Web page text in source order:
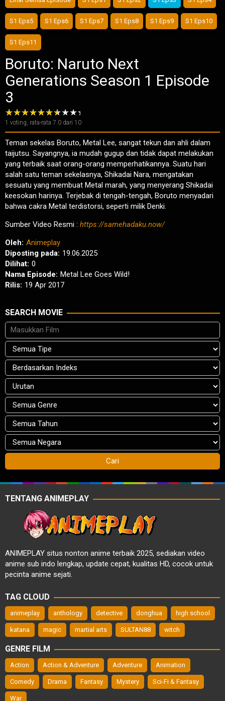
S1 Eps5 S1 Eps6 S1 Eps7 S1 Eps8 S1 Eps9 S1 Eps10
S1 Eps11
Boruto: Naruto Next
Generations Season 1 Episode
3
1 voting, rata-rata 7.0 dari 10
Teman sekelas Boruto, Metal Lee, sangat tekun dan ahli dalam
taijutsu. Sayangnya, ia mudah gugup dan tidak dapat melakukan
yang terbaik saat orang-orang memperhatikannya. Suatu hari
salah satu teman sekelasnya, Shikadai Nara, mengatakan
sesuatu yang membuat Metal marah, yang menyerang Shikadai
keesokan harinya. Terjebak di tengah-tengah, Boruto menyadari
bahwa cakra Metal terdistorsi, seperti milik Denki.
Sumber Video Resmi : https://samehadaku.now/
Oleh: Animeplay
Diposting pada: 19.06.2025
Dilihat: 0
Nama Episode: Metal Lee Goes Wild!
Rilis: 19 Apr 2017
SEARCH MOVIE
TENTANG ANIMEPLAY
ANIMEPLAY situs nonton anime terbaik 2025, sediakan video
anime sub indo lengkap, update cepat, kualitas HD, cocok untuk
pecinta anime sejati.
TAG CLOUD
animeplay anthology detective donghua high school
katana magic martial arts SULTAN88 witch
GENRE FILM
Action Action & Adventure Adventure Animation
Comedy Drama Fantasy Mystery Sci-Fi & Fantasy
War